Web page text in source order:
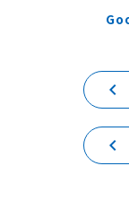
keyboard_arrow_left
keyboard_arrow_left